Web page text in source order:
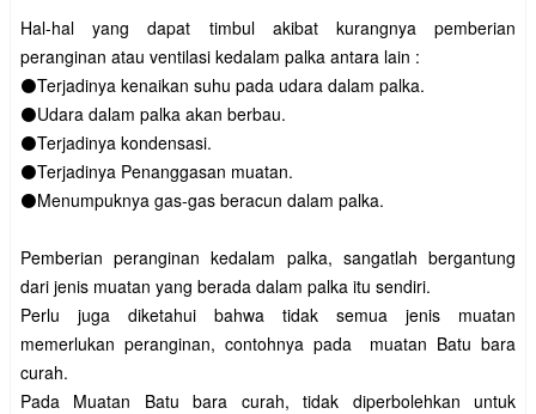
Hal-hal yang dapat timbul akibat kurangnya pemberian
peranginan atau ventilasi kedalam palka antara lain :
⚫Terjadinya kenaikan suhu pada udara dalam palka.
⚫Udara dalam palka akan berbau.
⚫Terjadinya kondensasi.
⚫Terjadinya Penanggasan muatan.
⚫Menumpuknya gas-gas beracun dalam palka.
Pemberian peranginan kedalam palka, sangatlah bergantung
dari jenis muatan yang berada dalam palka itu sendiri.
Perlu juga diketahui bahwa tidak semua jenis muatan
memerlukan peranginan, contohnya pada muatan Batu bara
curah.
Pada Muatan Batu bara curah, tidak diperbolehkan untuk